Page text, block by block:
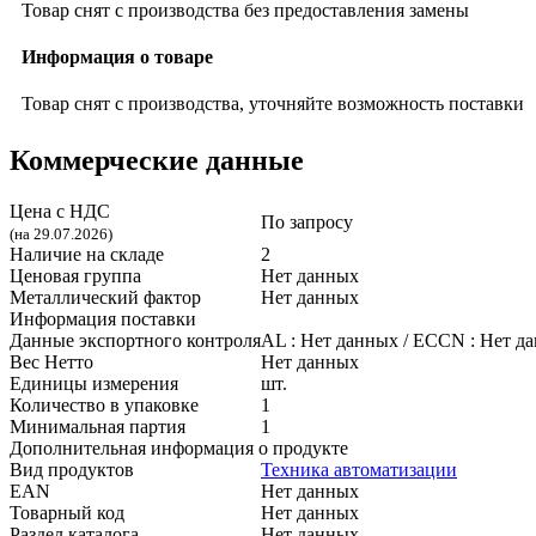
Товар снят с производства без предоставления замены
Информация о товаре
Товар снят с производства, уточняйте возможность поставки
Коммерческие данные
Цена с НДС
(на 29.07.2026)
По запросу
Наличие на складе
2
Ценовая группа
Нет данных
Металлический фактор
Нет данных
Информация поставки
Данные экспортного контроляAL : Нет данных / ECCN : Нет
Вес Нетто
Нет данных
Единицы измерения
шт.
Количество в упаковке
1
Минимальная партия
1
Дополнительная информация о продукте
Вид продуктов
Техника автоматизации
EAN
Нет данных
Товарный код
Нет данных